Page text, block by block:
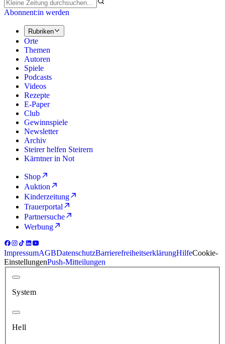
Abonnent:in werden
Rubriken
Orte
Themen
Autoren
Spiele
Podcasts
Videos
Rezepte
E-Paper
Club
Gewinnspiele
Newsletter
Archiv
Steirer helfen Steirern
Kärntner in Not
Shop
Auktion
Kinderzeitung
Trauerportal
Partnersuche
Werbung
ImpressumAGBDatenschutzBarrierefreiheitserklärungHilfeCookie-
EinstellungenPush-Mitteilungen
System
Hell